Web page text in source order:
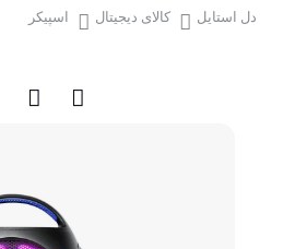
کالای دیجیتال
ابزار آلات و تجهیزات
دل استایل کالای دیجیتال اسپیکر